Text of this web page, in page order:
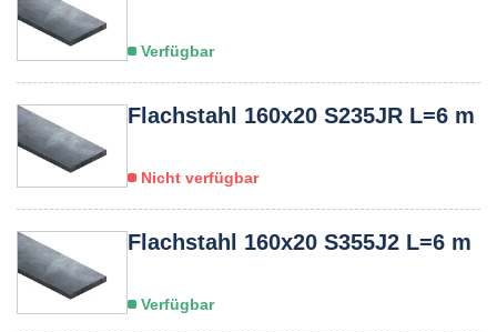
Verfügbar
Flachstahl 160x20 S235JR L=6 m
Nicht verfügbar
Flachstahl 160x20 S355J2 L=6 m
Verfügbar